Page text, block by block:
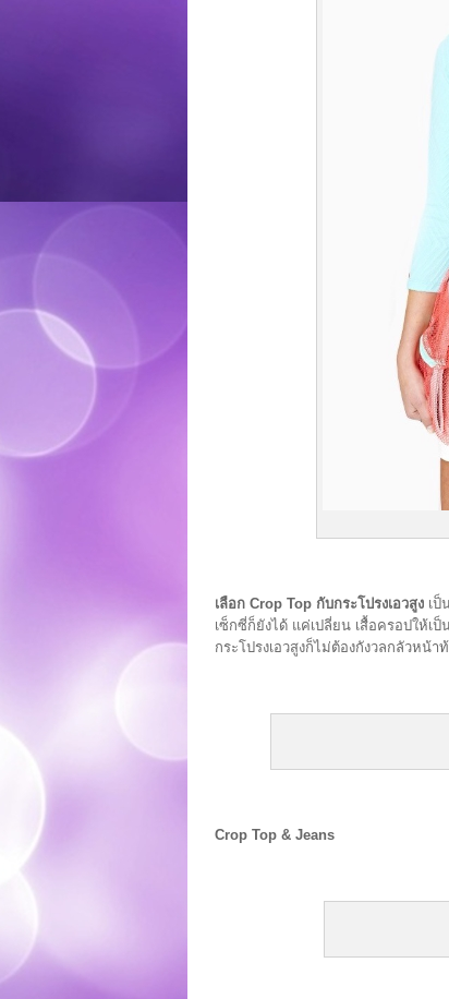
เลือก Crop Top กับกระโปรงเอวสูง เป็
เซ็กซี่ก็ยังได้ แค่เปลี่ยน เสื้อครอปให้เ
กระโปรงเอวสูงก็ไม่ต้องกังวลกลัวหน้า
Crop Top & Jeans